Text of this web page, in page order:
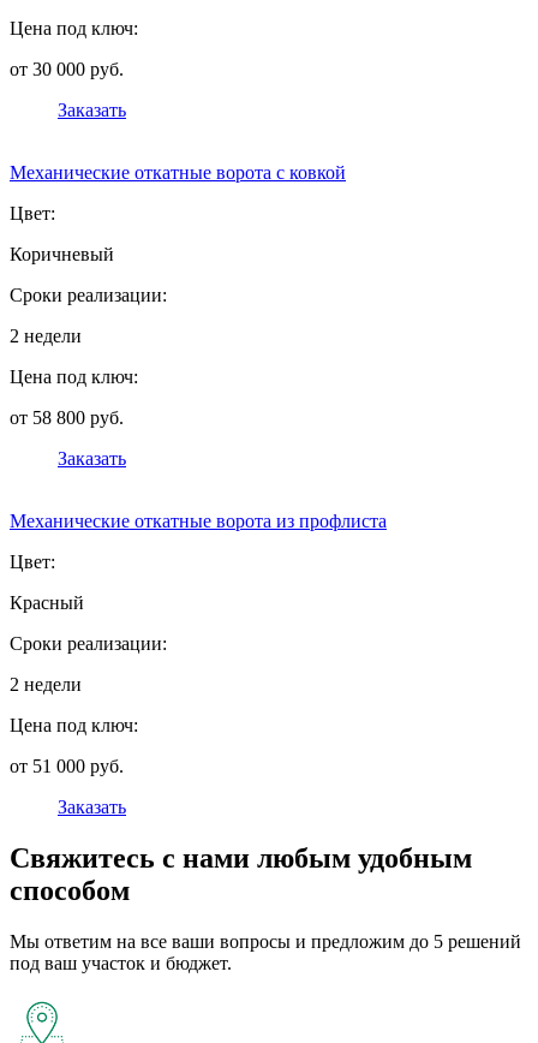
Цена под ключ:
от 30 000 руб.
Заказать
Механические откатные ворота с ковкой
Цвет:
Коричневый
Сроки реализации:
2 недели
Цена под ключ:
от 58 800 руб.
Заказать
Механические откатные ворота из профлиста
Цвет:
Красный
Сроки реализации:
2 недели
Цена под ключ:
от 51 000 руб.
Заказать
Свяжитесь с нами любым удобным
способом
Мы ответим на все ваши вопросы и предложим до 5 решений
под ваш участок и бюджет.